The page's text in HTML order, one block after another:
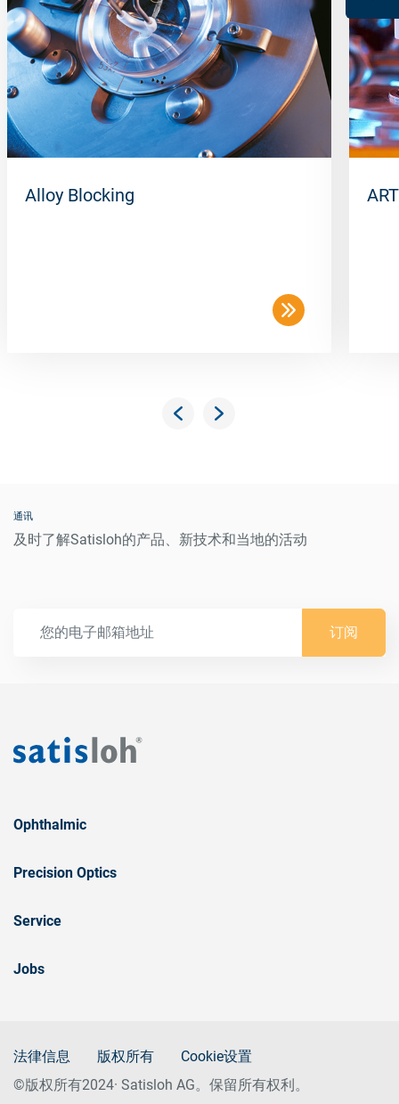
Alloy Blocking
通讯
及时了解Satisloh的产品、新技术和当地的活动
订阅
Ophthalmic
Precision Optics
Service
Jobs
法律信息 版权所有
Cookie设置
©版权所有2024· Satisloh AG。保留所有权利。